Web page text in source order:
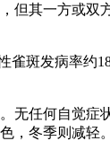
但其一方或双
斑发病率约
无任何自觉症
，冬季则减轻。